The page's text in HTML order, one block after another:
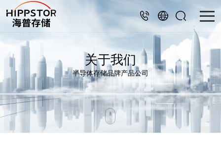
关于我们
半导体存储品牌产品公司